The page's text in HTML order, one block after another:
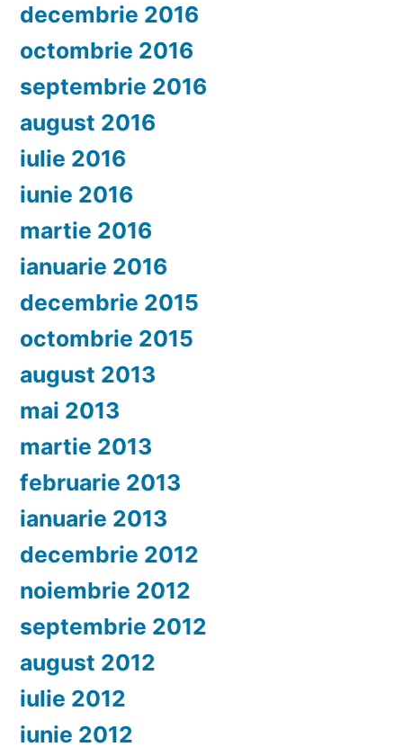
decembrie 2016
octombrie 2016
septembrie 2016
august 2016
iulie 2016
iunie 2016
martie 2016
ianuarie 2016
decembrie 2015
octombrie 2015
august 2013
mai 2013
martie 2013
februarie 2013
ianuarie 2013
decembrie 2012
noiembrie 2012
septembrie 2012
august 2012
iulie 2012
iunie 2012